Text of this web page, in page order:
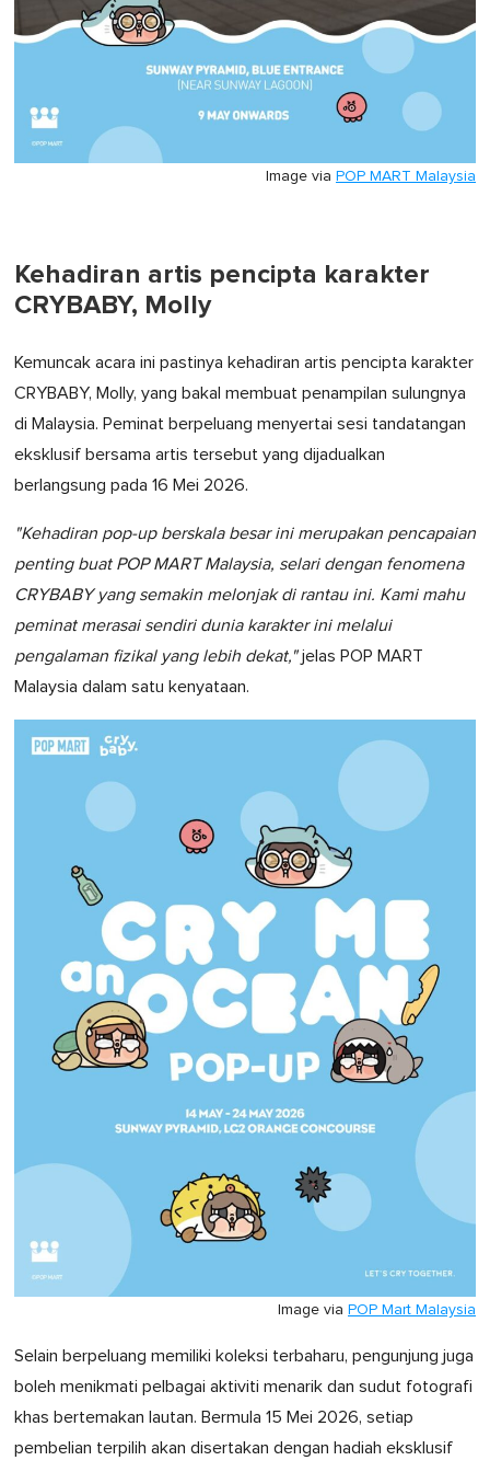
Image via POP MART Malaysia
Kehadiran artis pencipta karakter
CRYBABY, Molly
Kemuncak acara ini pastinya kehadiran artis pencipta karakter
CRYBABY, Molly, yang bakal membuat penampilan sulungnya
di Malaysia. Peminat berpeluang menyertai sesi tandatangan
eksklusif bersama artis tersebut yang dijadualkan
berlangsung pada 16 Mei 2026.
"Kehadiran pop-up berskala besar ini merupakan pencapaian
penting buat POP MART Malaysia, selari dengan fenomena
CRYBABY yang semakin melonjak di rantau ini. Kami mahu
peminat merasai sendiri dunia karakter ini melalui
pengalaman fizikal yang lebih dekat,"jelas POP MART
Malaysia dalam satu kenyataan.
Image via POP Mart Malaysia
Selain berpeluang memiliki koleksi terbaharu, pengunjung juga
boleh menikmati pelbagai aktiviti menarik dan sudut fotografi
khas bertemakan lautan. Bermula 15 Mei 2026, setiap
pembelian terpilih akan disertakan dengan hadiah eksklusif